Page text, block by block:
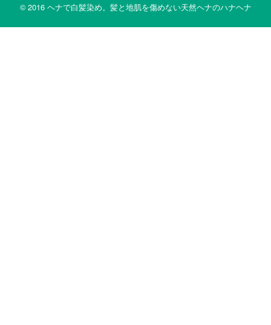
© 2016 ヘナで白髪染め。髪と地肌を傷めない天然ヘナのハナヘナ